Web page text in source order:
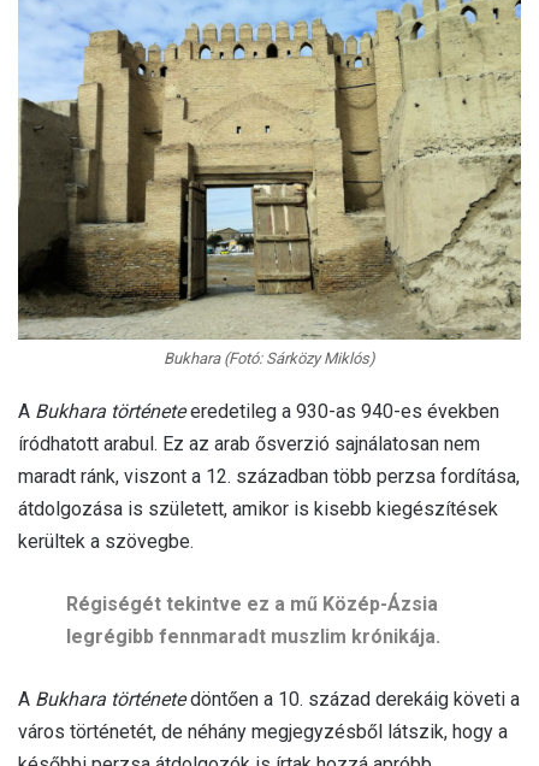
Bukhara (Fotó: Sárközy Miklós)
A Bukhara történeteeredetileg a 930-as 940-es években
íródhatott arabul. Ez az arab ősverzió sajnálatosan nem
maradt ránk, viszont a 12. században több perzsa fordítása,
átdolgozása is született, amikor is kisebb kiegészítések
kerültek a szövegbe.
Régiségét tekintve ez a mű Közép-Ázsia
legrégibb fennmaradt muszlim krónikája.
A Bukhara történetedöntően a 10. század derekáig követi a
város történetét, de néhány megjegyzésből látszik, hogy a